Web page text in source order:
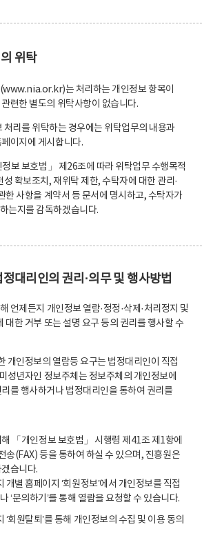
위탁
는 처리하는 개인정보 항목이
련한 별도의 위탁사항이 없습니다.
처리를 위탁하는 경우에는 위탁업무의 내용과
이지에 게시합니다.
보 보호법」 제26조에 따라 위탁업무 수행목적
확보조치, 재위탁 제한, 수탁자에 대한 관리·
한 사항을 계약서 등 문서에 명시하고, 수탁자가
는지를 감독하겠습니다.
대리인의 권리·의무 및 행사방법
언제든지 개인정보 열람·정정·삭제·처리정지 및
대한 거부 또는 설명 요구 등의 권리를 행사할 수
개인정보의 열람등 요구는 법정대리인이 직접
성년자인 정보주체는 정보주체의 개인정보에
를 행사하거나 법정대리인을 통하여 권리를
「개인정보 보호법」 시행령 제41조 제1항에
송(FAX) 등을 통하여 하실 수 있으며, 진흥원은
습니다.
개별 홈페이지 ‘회원정보’에서 개인정보를 직접
‘문의하기’를 통해 열람을 요청할 수 있습니다.
‘회원탈퇴’를 통해 개인정보의 수집 및 이용 동의